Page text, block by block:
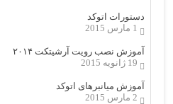
دستورات اتوکد
1 مارس 2015
آموزش نصب رویت آرشیتکت ۲۰۱۴
19 ژانویه 2015
آموزش میانبرهای اتوکد
2 مارس 2015